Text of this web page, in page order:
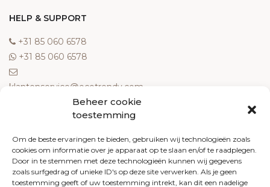
Beheer cookie
toestemming
Om de beste ervaringen te bieden, gebruiken wij technologieën zoals
cookies om informatie over je apparaat op te slaan en/of te raadplegen.
Door in te stemmen met deze technologieën kunnen wij gegevens
zoals surfgedrag of unieke ID's op deze site verwerken. Als je geen
toestemming geeft of uw toestemming intrekt, kan dit een nadelige
HELP & SUPPORT
‎+31 85 060 6578
‎+31 85 060 6578
klantenservice@ecotrendy.com
Meest gestelde vragen
Contact
Algemene voorwaarden
Retourneren